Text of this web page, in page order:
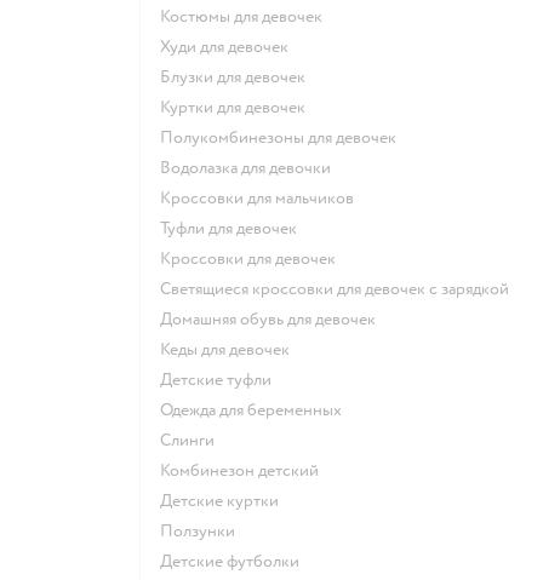
Костюмы для девочек
Худи для девочек
Блузки для девочек
Куртки для девочек
Полукомбинезоны для девочек
Водолазка для девочки
Кроссовки для мальчиков
Туфли для девочек
Кроссовки для девочек
Светящиеся кроссовки для девочек с зарядкой
Домашняя обувь для девочек
Кеды для девочек
Детские туфли
Одежда для беременных
Слинги
Комбинезон детский
Детские куртки
Ползунки
Детские футболки